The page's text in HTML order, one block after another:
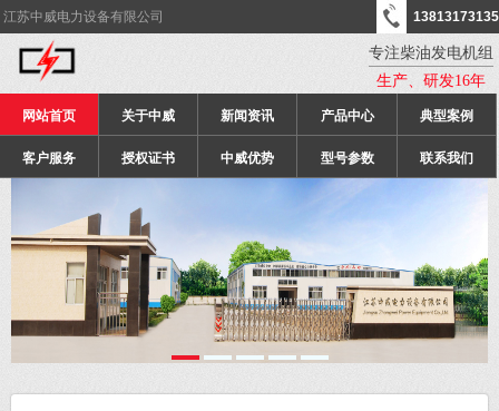
江苏中威电力设备有限公司 13813173135
专注柴油发电机组
生产、研发16年
网站首页 关于中威 新闻资讯 产品中心 典型案例
客户服务 授权证书 中威优势 型号参数 联系我们